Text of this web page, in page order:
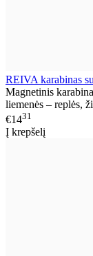
REIVA karabinas
Magnetinis
liemenės – replės,
€1431
Į krepšelį